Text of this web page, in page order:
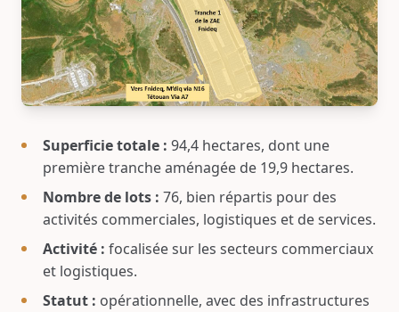
Superficie totale : 94,4 hectares, dont une
première tranche aménagée de 19,9 hectares.
Nombre de lots : 76, bien répartis pour des
activités commerciales, logistiques et de services.
Activité : focalisée sur les secteurs commerciaux
et logistiques.
Statut : opérationnelle, avec des infrastructures